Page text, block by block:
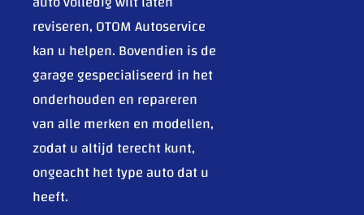
reviseren, OTOM Autoservice
kan u helpen. Bovendien is de
garage gespecialiseerd in het
onderhouden en repareren
van alle merken en modellen,
zodat u altijd terecht kunt,
ongeacht het type auto dat u
heeft.